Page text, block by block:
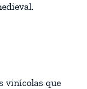
vinícolas que